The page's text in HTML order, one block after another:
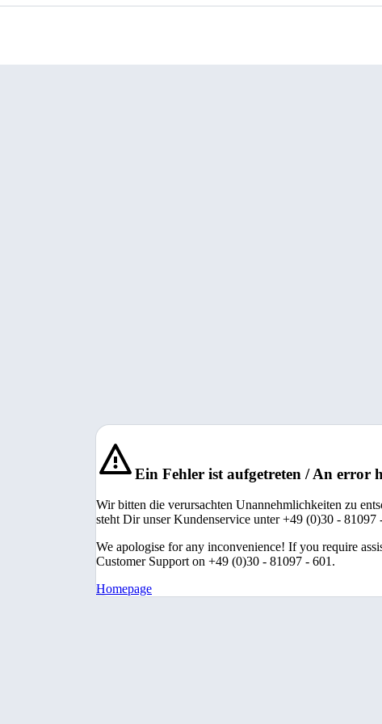
Ein Fehler ist aufgetreten / An error
Wir bitten die verursachten Unannehmlichkeiten zu
steht Dir unser Kundenservice unter +49 (0)30 - 81097
We apologise for any inconvenience! If you require
Customer Support on +49 (0)30 - 81097 - 601.
Homepage